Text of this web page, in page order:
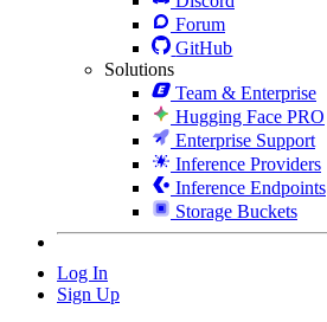
Forum
GitHub
Solutions
Team & Enterprise
Hugging Face PRO
Enterprise Support
Inference Providers
Inference Endpoints
Storage Buckets
Log In
Sign Up